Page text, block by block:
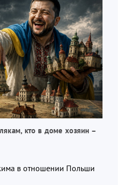
кто в доме хозяин –
в отношении Польши